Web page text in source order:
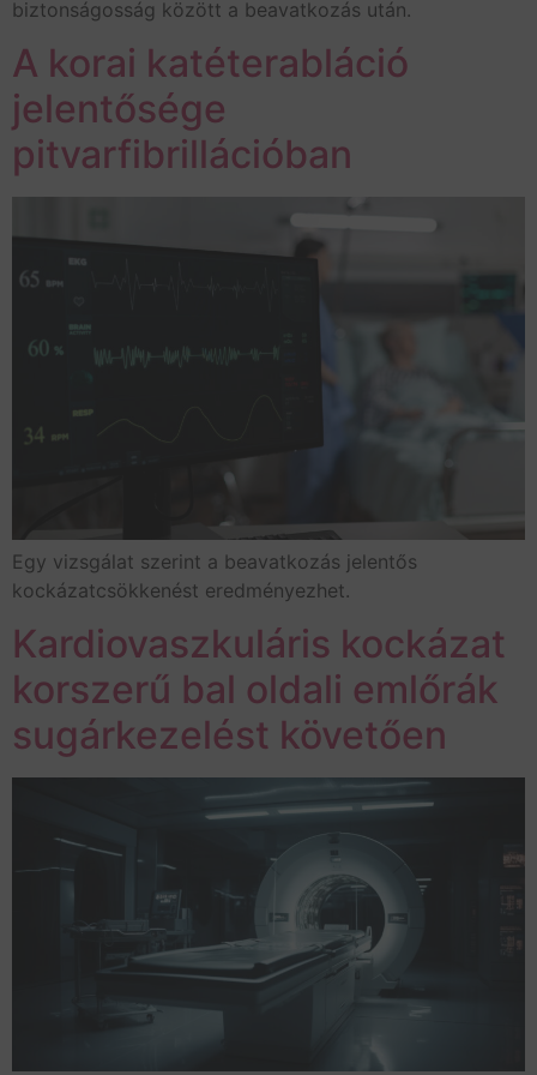
biztonságosság között a beavatkozás után.
A korai katéterabláció
jelentősége
pitvarfibrillációban
Egy vizsgálat szerint a beavatkozás jelentős
kockázatcsökkenést eredményezhet.
Kardiovaszkuláris kockázat
korszerű bal oldali emlőrák
sugárkezelést követően